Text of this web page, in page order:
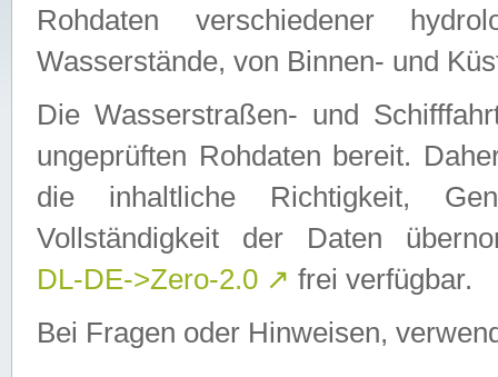
Rohdaten verschiedener
Wasserstände, von Binnen- und
Die Wasserstraßen- und
ungeprüften Rohdaten bereit.
die inhaltliche Richtigkeit,
Vollständigkeit der Daten
DL-DE->Zero-2.0 ↗ frei verfügbar.
Bei Fragen oder Hinweisen,